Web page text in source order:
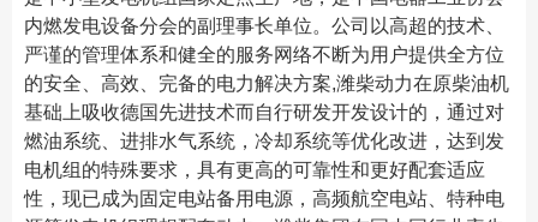
内燃发电设备分会的副理事长单位。公司以高超的技术、
严谨的管理体系和健全的服务网络不断为用户提供全方位
的安全、高效、完备的电力解决方案,潍柴动力在原柴油机
基础上吸收德国先进技术而自行研发开发设计的，通过对
燃油系统、进排水气系统，冷却系统等优化改进，达到发
电机组的特殊要求，具有更高的可靠性和更好配套适应
性，现已成为固定电站备用电源，高频航空电站、特种电